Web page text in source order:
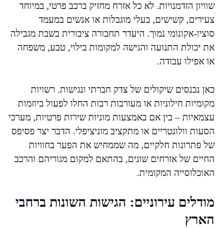
שוויון הזדמנויות. לא כל אזרח מחזיק ברכב פרטי, במיוחד
צעירים, קשישים, בעלי מוגבלות או אנשים במעמד
סוציו-אקונומי נמוך. היעדר תחבורה ציבורית בשבת מגבילה
את יכולת התנועה והגישה למקומות בילוי, טבע, משפחה
או אפילו עבודה.
כאן נכנסים שיקולים של צדק חברתי ונגישות. רשויות
מקומיות חילוניות או מעורבות רבות החלו לפעול ביוזמות
עצמאיות – בין אם באמצעות מוניות שירות פרטיות, מערכי
הסעות וולונטריים או מתקציב מוניציפלי. הדבר יצר פסיפס
של פתרונות חלקיים, מה שממחיש את הפער בחוויות
החיים של אזרחים שונים, בהתאם למקום מגוריהם והרכב
האוכלוסייה המקומית.
מודלים עירוניים: הגישות השונות ברחבי
הארץ